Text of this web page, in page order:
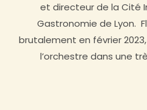
et directeur de la Cité
Gastronomie de Lyon.
brutalement en février
l’orchestre dans une